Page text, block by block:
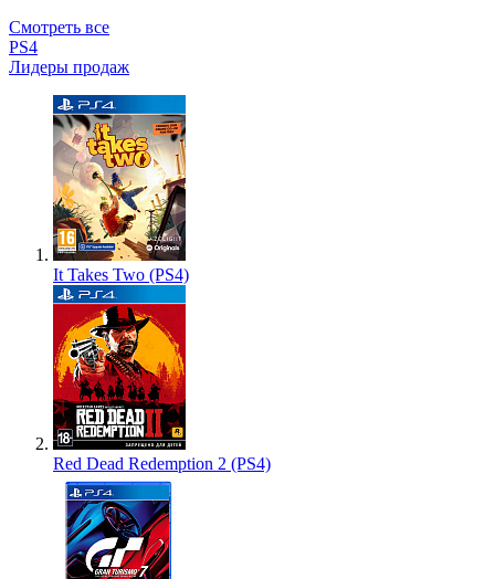
Смотреть все
PS4
Лидеры продаж
It Takes Two (PS4)
Red Dead Redemption 2 (PS4)